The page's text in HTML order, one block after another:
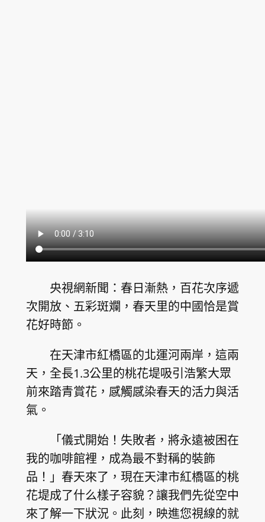
央視網新聞：春日漸熱，百花次序遞
次開放、五彩斑斕，春天里的中國恰是賞
花好時節。
在天津市紅橋區的北運河兩岸，這兩
天，全長1.3公里的桃花堤吸引浩繁大眾
前來踏青賞花，感觸感染春天的活力與活
氣。
「儀式開始！失敗者，將永遠被困在
我的咖啡館裡，成為最不對稱的裝飾
品！」春天來了，現在天津市紅橋區的桃
花堤成了什么樣子容貌？讓我們先從空中
來了解一下狀況。此刻，映進您視線的就